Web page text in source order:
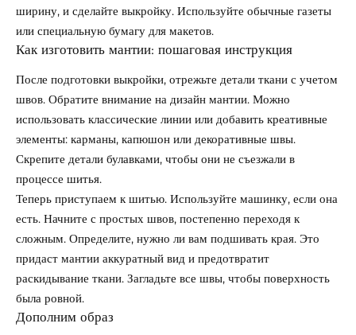
ширину, и сделайте выкройку. Используйте обычные газеты
или специальную бумагу для макетов.
Как изготовить мантии: пошаговая инструкция
После подготовки выкройки, отрежьте детали ткани с учетом
швов. Обратите внимание на дизайн мантии. Можно
использовать классические линии или добавить креативные
элементы: карманы, капюшон или декоративные швы.
Скрепите детали булавками, чтобы они не съезжали в
процессе шитья.
Теперь приступаем к шитью. Используйте машинку, если она
есть. Начните с простых швов, постепенно переходя к
сложным. Определите, нужно ли вам подшивать края. Это
придаст мантии аккуратный вид и предотвратит
раскидывание ткани. Загладьте все швы, чтобы поверхность
была ровной.
Дополним образ